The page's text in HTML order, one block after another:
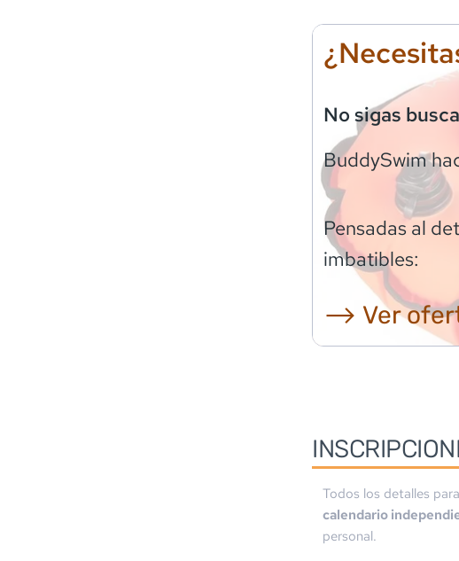
No sigas
BuddySwim
Pensadas al
imbatibles:
⟶ Ver
Todos los detalles
calendario
personal.